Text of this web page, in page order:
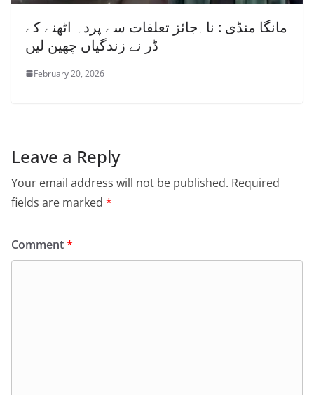
مانگا منڈی : نا۔جائز تعلقات سے پردہ اٹھنے کے
ڈر نے زندگیاں چھین لیں
February 20, 2026
Leave a Reply
Your email address will not be published. Required
fields are marked *
Comment*